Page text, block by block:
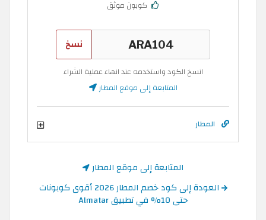
كوبون موثق
نسخ
انسخ الكود واستخدمه عند انهاء عملية الشراء
المتابعة إلى موقع المطار
المطار
المتابعة إلى موقع المطار
العودة إلى كود خصم المطار 2026 أقوى كوبونات
حتى 10% في تطبيق Almatar